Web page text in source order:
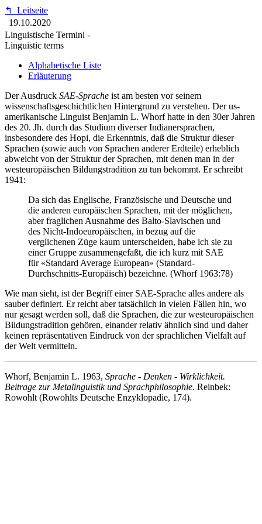
↰
Leitseite
19.10.2020
Linguistische Termini -
Linguistic terms
Alphabetische Liste
Erläuterung
Der Ausdruck SAE-Sprache ist am besten vor seinem
wissenschaftsgeschichtlichen Hintergrund zu verstehen. Der us-
amerikanische Linguist Benjamin L. Whorf hatte in den 30er Jahren
des 20. Jh. durch das Studium diverser Indianersprachen,
insbesondere des Hopi, die Erkenntnis, daß die Struktur dieser
Sprachen (sowie auch von Sprachen anderer Erdteile) erheblich
abweicht von der Struktur der Sprachen, mit denen man in der
westeuropäischen Bildungstradition zu tun bekommt. Er schreibt
1941:
Da sich das Englische, Französische und Deutsche und
die anderen europäischen Sprachen, mit dermöglichen,
aber fraglichen Ausnahme des Balto-Slavischen und
des Nicht-Indoeuropäischen, in bezug auf die
verglichenen Züge kaum unterscheiden, habe ich sie zu
einer Gruppe zusammengefaßt, die ich kurz mit SAE
für «Standard Average European» (Standard-
Durchschnitts-Europäisch) bezeichne. (Whorf 1963:78)
Wie man sieht, ist der Begriff einer SAE-Sprache alles andere als
sauber definiert. Er reicht aber tatsächlich in vielen Fällen hin, wo
nur gesagt werden soll, daß die Sprachen, die zur westeuropäischen
Bildungstradition gehören, einander relativ ähnlich sind und daher
keinen repräsentativen Eindruck von der sprachlichen Vielfalt auf
der Welt vermitteln.
Whorf, Benjamin L. 1963, Sprache - Denken - Wirklichkeit.
Beitrage zur Metalinguistik und Sprachphilosophie. Reinbek:
Rowohlt (Rowohlts Deutsche Enzyklopadie, 174).